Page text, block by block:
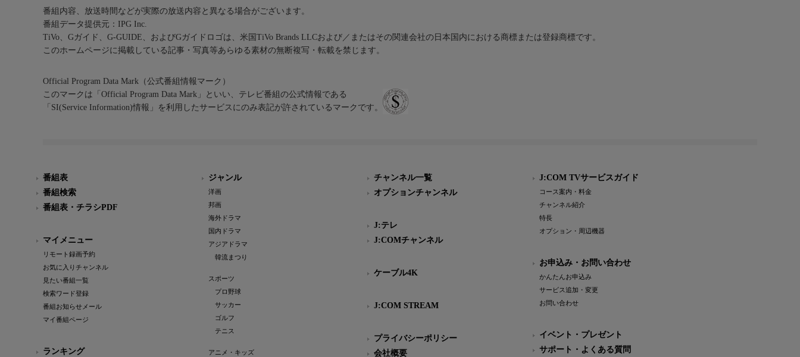
番組内容、放送時間などが実際の放送内容と異なる場合がございます。
番組データ提供元：IPG Inc.
TiVo、Gガイド、G-GUIDE、およびGガイドロゴは、米国TiVo Brands LLCおよび／またはその関連会社の日本国内における商標または登録商標です。
このホームページに掲載している記事・写真等あらゆる素材の無断複写・転載を禁じます。
Official Program Data Mark（公式番組情報マーク）
このマークは「Official Program Data Mark」といい、テレビ番組の公式情報である
「SI(Service Information)情報」を利用したサービスにのみ表記が許されているマークです。
番組表
番組検索
番組表・チラシPDF
マイメニュー
リモート録画予約
お気に入りチャンネル
見たい番組一覧
検索ワード登録
番組お知らせメール
マイ番組ページ
ランキング
ジャンル
洋画
邦画
海外ドラマ
国内ドラマ
アジアドラマ
韓流まつり
スポーツ
プロ野球
サッカー
ゴルフ
テニス
アニメ・キッズ
チャンネル一覧
オプションチャンネル
J:テレ
J:COMチャンネル
ケーブル4K
J:COM STREAM
プライバシーポリシー
会社概要
J:COM TVサービスガイド
コース案内・料金
チャンネル紹介
特長
オプション・周辺機器
お申込み・お問い合わせ
かんたんお申込み
サービス追加・変更
お問い合わせ
イベント・プレゼント
サポート・よくある質問